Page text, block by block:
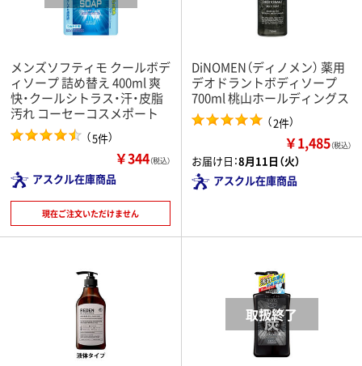
メンズソフティモ クールボデ
ィソープ 詰め替え 400ml 爽
快・クールシトラス・汗・皮脂
汚れ コーセーコスメポート
（5件）
￥344（税込）
アスクル在庫商品
現在ご注文いただけません
DiNOMEN（ディノメン） 薬用
デオドラントボディソープ
700ml 桃山ホールディングス
（2件）
￥1,485（税込）
お届け日：8月11日（火）
アスクル在庫商品